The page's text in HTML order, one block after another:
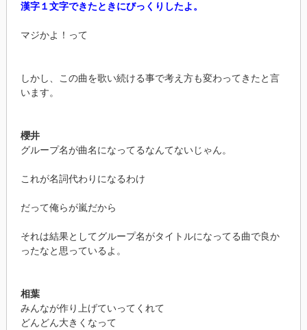
漢字１文字できたときにびっくりしたよ。
マジかよ！って
しかし、この曲を歌い続ける事で考え方も変わってきたと言
います。
櫻井
グループ名が曲名になってるなんてないじゃん。
これが名詞代わりになるわけ
だって俺らが嵐だから
それは結果としてグループ名がタイトルになってる曲で良か
ったなと思っているよ。
相葉
みんなが作り上げていってくれて
どんどん大きくなって